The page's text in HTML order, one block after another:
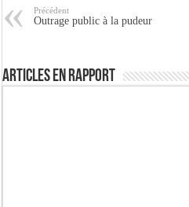
Précédent
Outrage public à la pudeur
Articles en rapport